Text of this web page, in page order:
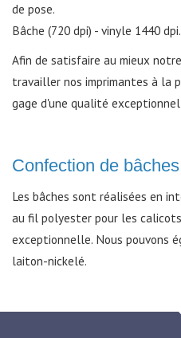
de pose.
Bâche (720 dpi) - vinyle 1440 dpi.
Afin de satisfaire au mieux
travailler nos imprimantes à la
gage d'une qualité
Confection de bâches
Les bâches sont réalisées en
au fil polyester pour les
exceptionnelle. Nous pouvons
laiton-nickelé.